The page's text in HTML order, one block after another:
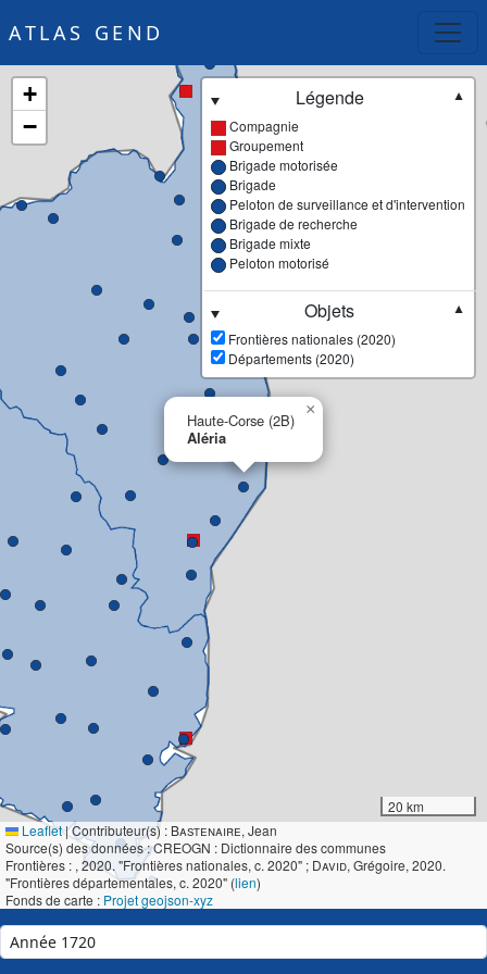
ATLAS GEND
Haute-Corse (2B)
Aléria
×
+
−
Légende
▼
Compagnie
Groupement
Brigade motorisée
Brigade
Peloton de surveillance et d'intervention
Brigade de recherche
Brigade mixte
Peloton motorisé
Objets
▼
Frontières nationales (2020)
Départements (2020)
20 km
Leaflet|Contributeur(s) : Bastenaire, Jean
Source(s) des données : CREOGN : Dictionnaire des communes
Frontières : , 2020. "Frontières nationales, c. 2020" ; David, Grégoire, 2020.
"Frontières départementales, c. 2020" (lien)
Fonds de carte : Projet geojson-xyz